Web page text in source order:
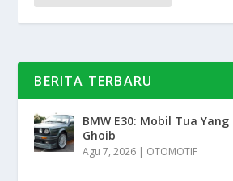
BERITA TERBARU
BMW E30: Mobil Tua
Ghoib
Agu 7, 2026 | OTOMOTIF